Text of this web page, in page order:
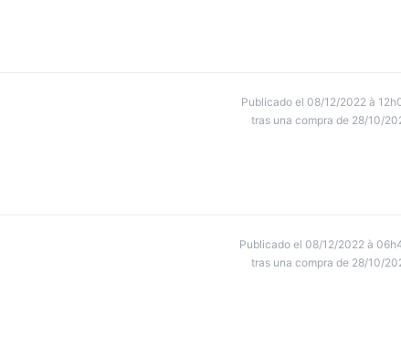
Publicado el 08/12/2022 à
tras una compra de 28/10/
Publicado el 08/12/2022 à
tras una compra de 28/10/